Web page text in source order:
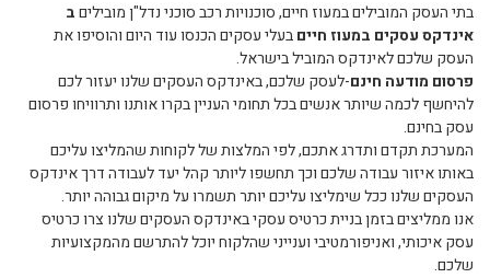
בתי העסק המובילים במעוז חיים, סוכנויות רכב סוכני נדל"ן מוביליםב
אינדקס עסקים במעוז חייםבעלי עסקים הכנסו עוד היום והוסיפו את
העסק שלכם לאינדקס המוביל בישראל.
פרסום מודעה חינם-לעסק שלכם, באינדקס העסקים שלנו יעזור לכם
להיחשף לכמה שיותר אנשים בכל תחומי העניין בקרו אותנו ותרוויחו פרסום
עסק בחינם.
המערכת תקדם ותדרג אתכם, לפי המלצות של לקוחות שהמליצו עליכם
באותו איזור עבודה שלכם וכך תחשפו ליותר קהל יעד לעבודה דרך אינדקס
העסקים שלנו ככל שימליצו עליכם יותר תשמרו על מיקום גבוהה יותר.
אנו ממליצים בזמן בניית כרטיס עסקי באינדקס העסקים שלנו צרו כרטיס
עסק איכותי, ואניפורמטיבי וענייני שהלקוח יוכל להתרשם מהמקצועיות
שלכם.